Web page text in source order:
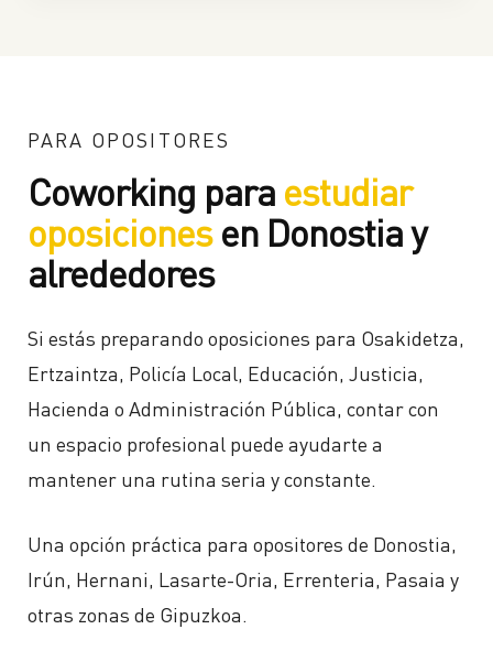
PARA OPOSITORES
Coworking para estudiar
oposicionesen Donostia y
alrededores
Si estás preparando oposiciones para Osakidetza,
Ertzaintza, Policía Local, Educación, Justicia,
Hacienda o Administración Pública, contar con
un espacio profesional puede ayudarte a
mantener una rutina seria y constante.
Una opción práctica para opositores de Donostia,
Irún, Hernani, Lasarte-Oria, Errenteria, Pasaia y
otras zonas de Gipuzkoa.